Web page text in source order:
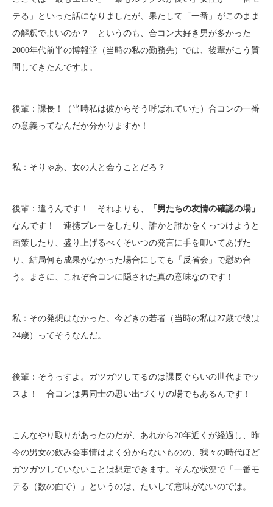
テる」といった話になりましたが、果たして「一番」がこのまま
の解釈でよいのか？ というのも、合コン大好き男が多かった
2000年代前半の博報堂（当時の私の勤務先）では、後輩がこう質
問してきたんですよ。
後輩：課長！（当時私は彼からそう呼ばれていた）合コンの一番
の意義ってなんだか分かりますか！
私：そりゃあ、女の人と会うことだろ？
後輩：違うんです！ それよりも、
「男たちの友情の確認の場」
なんです！ 連携プレーをしたり、誰かと誰かをくっつけようと
画策したり、盛り上げるべくそいつの発言に手を叩いてあげた
り、結局何も成果がなかった場合にしても「反省会」で慰め合
う。まさに、これぞ合コンに隠された真の意味なのです！
私：その発想はなかった。今どきの若者（当時の私は27歳で彼は
24歳）ってそうなんだ。
後輩：そうっすよ。ガツガツしてるのは課長ぐらいの世代までッ
スよ！ 合コンは男同士の思い出づくりの場でもあるんです！
こんなやり取りがあったのだが、あれから20年近くが経過し、昨
今の男女の飲み会事情はよく分からないものの、我々の時代ほど
ガツガツしていないことは想定できます。そんな状況で「一番モ
テる（数の面で）」というのは、たいして意味がないのでは。